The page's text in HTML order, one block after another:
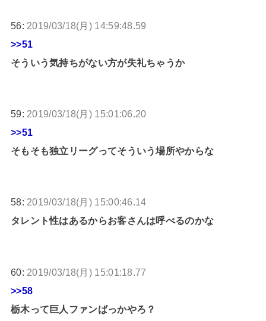
56: 2019/03/18(月) 14:59:48.59
>>51
そういう気持ちがない方が失礼ちゃうか
59: 2019/03/18(月) 15:01:06.20
>>51
そもそも独立リーグってそういう場所やからな
58: 2019/03/18(月) 15:00:46.14
タレント性はあるからお客さんは呼べるのかな
60: 2019/03/18(月) 15:01:18.77
>>58
栃木って巨人ファンばっかやろ？